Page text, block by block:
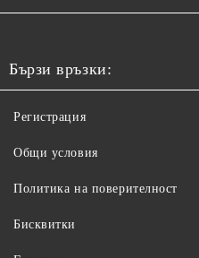
Бързи връзки:
Регистрация
Общи условия
Политика на поверителност
Бисквитки